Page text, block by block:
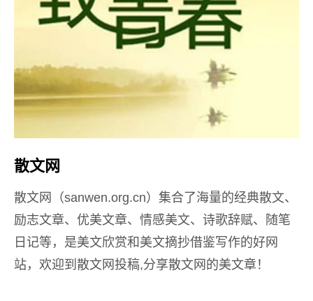
散文网
散文网（sanwen.org.cn）集合了海量的经典散文、
励志文章、优美文章、情感美文、诗歌辞赋、随笔
日记等，是美文欣赏和美文摘抄借鉴写作的好网
站，欢迎到散文网投稿,分享散文网的美文章！